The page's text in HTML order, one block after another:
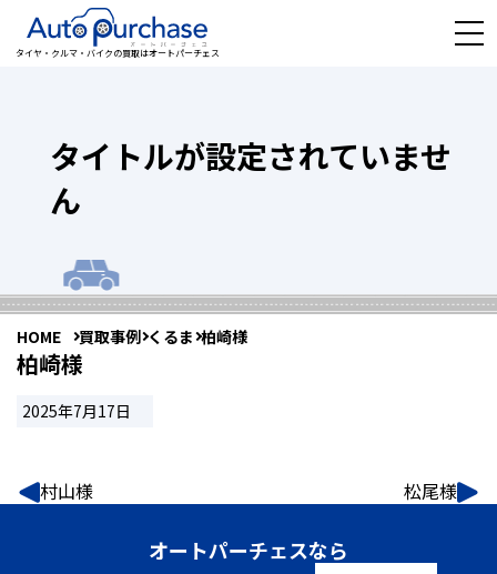
タイヤ・クルマ・バイクの買取はオートパーチェス
タイトルが設定されていませ
ん
HOME 買取事例 くるま 柏崎様
柏崎様
2025年7月17日
村山様 松尾様
オートパーチェスなら